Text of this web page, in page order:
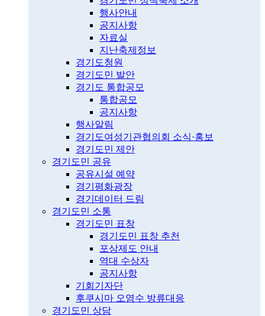
행사안내
공지사항
자료실
지난축제정보
경기도청원
경기도민 발안
경기도 통합공모
통합공모
공지사항
행사알림
경기도여성기관협의회 소식·홍보
경기도민 제안
경기도민 공유
공유시설 예약
경기평화광장
경기데이터 드림
경기도민 소통
경기도민 표창
경기도민 표창 추천
포상제도 안내
역대 수상자
공지사항
기회기자단
후쿠시마 오염수 방류대응
경기도민 상담